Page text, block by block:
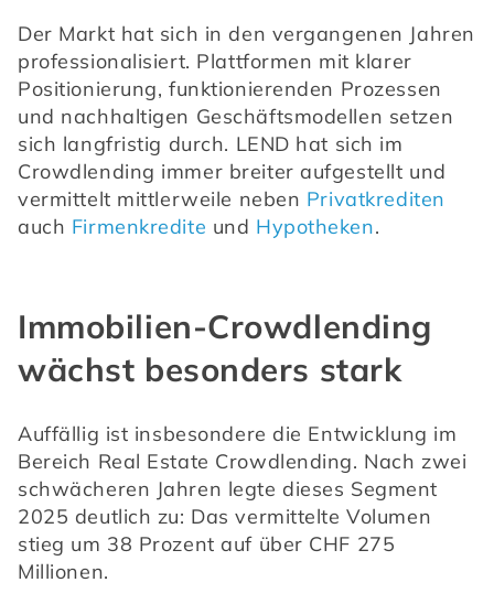
Der Markt hat sich in den vergangenen Jahren
professionalisiert. Plattformen mit klarer
Positionierung, funktionierenden Prozessen
und nachhaltigen Geschäftsmodellen setzen
sich langfristig durch. LEND hat sich im
Crowdlending immer breiter aufgestellt und
vermittelt mittlerweile neben Privatkrediten
auch Firmenkredite und Hypotheken.
Immobilien-Crowdlending
wächst besonders stark
Auffällig ist insbesondere die Entwicklung im
Bereich Real Estate Crowdlending. Nach zwei
schwächeren Jahren legte dieses Segment
2025 deutlich zu: Das vermittelte Volumen
stieg um 38 Prozent auf über CHF 275
Millionen.